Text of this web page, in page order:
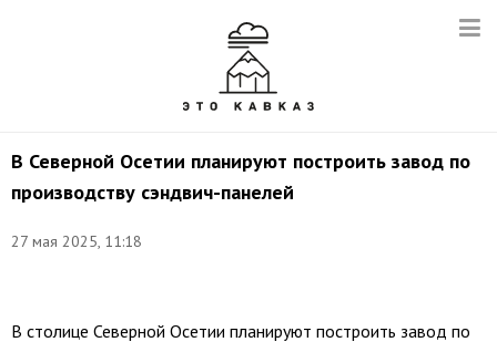
В Северной Осетии планируют построить завод по
производству сэндвич-панелей
27 мая 2025, 11:18
В столице Северной Осетии планируют построить завод по